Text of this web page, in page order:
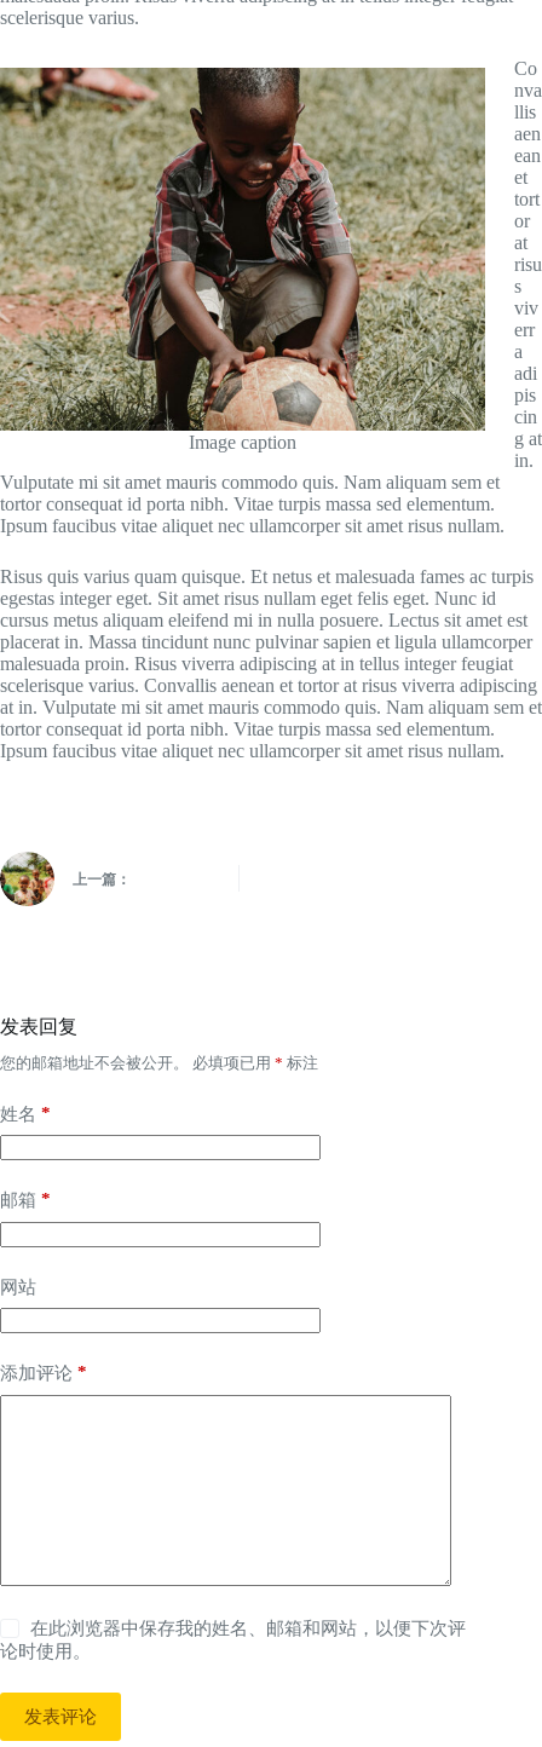
scelerisque varius.
Image caption
Co
nva
llis
aen
ean
et
tort
or
at
risu
s
viv
err
a
adi
pis
cin
g at
in.
Vulputate mi sit amet mauris commodo quis. Nam aliquam sem et
tortor consequat id porta nibh. Vitae turpis massa sed elementum.
Ipsum faucibus vitae aliquet nec ullamcorper sit amet risus nullam.
Risus quis varius quam quisque. Et netus et malesuada fames ac turpis
egestas integer eget. Sit amet risus nullam eget felis eget. Nunc id
cursus metus aliquam eleifend mi in nulla posuere. Lectus sit amet est
placerat in. Massa tincidunt nunc pulvinar sapien et ligula ullamcorper
malesuada proin. Risus viverra adipiscing at in tellus integer feugiat
scelerisque varius. Convallis aenean et tortor at risus viverra adipiscing
at in. Vulputate mi sit amet mauris commodo quis. Nam aliquam sem et
tortor consequat id porta nibh. Vitae turpis massa sed elementum.
Ipsum faucibus vitae aliquet nec ullamcorper sit amet risus nullam.
上一篇：
发表回复
您的邮箱地址不会被公开。 必填项已用 * 标注
姓名 *
邮箱 *
网站
添加评论 *
在此浏览器中保存我的姓名、邮箱和网站，以便下次评
论时使用。
发表评论